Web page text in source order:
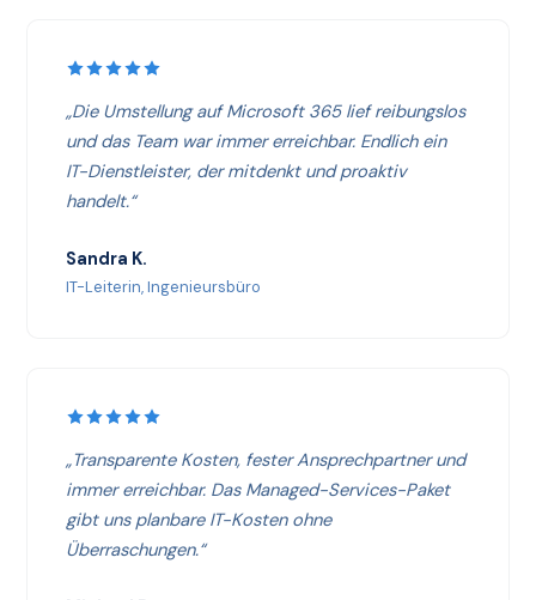
„Die Umstellung auf Microsoft 365 lief reibungslos
und das Team war immer erreichbar. Endlich ein
IT-Dienstleister, der mitdenkt und proaktiv
handelt.“
Sandra K.
IT-Leiterin, Ingenieursbüro
„Transparente Kosten, fester Ansprechpartner und
immer erreichbar. Das Managed-Services-Paket
gibt uns planbare IT-Kosten ohne
Überraschungen.“